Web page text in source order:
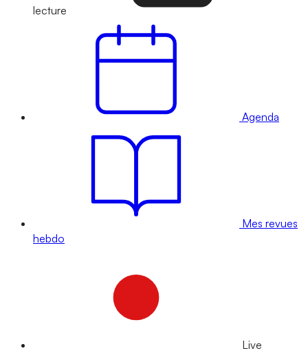
lecture
Agenda
Mes revues
hebdo
Live